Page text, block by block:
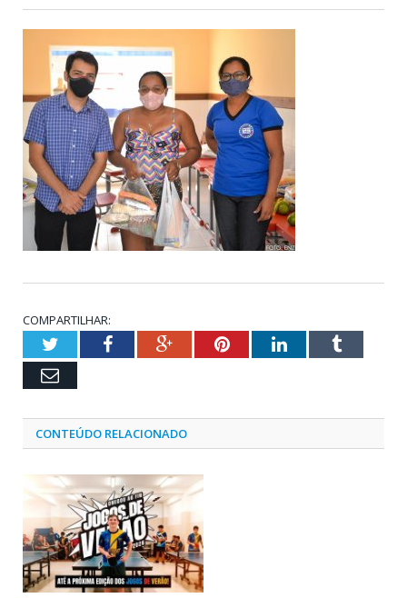
COMPARTILHAR:
TwitterFacebookGoogle+PinterestLinkedInTumblr
Email
CONTEÚDO RELACIONADO